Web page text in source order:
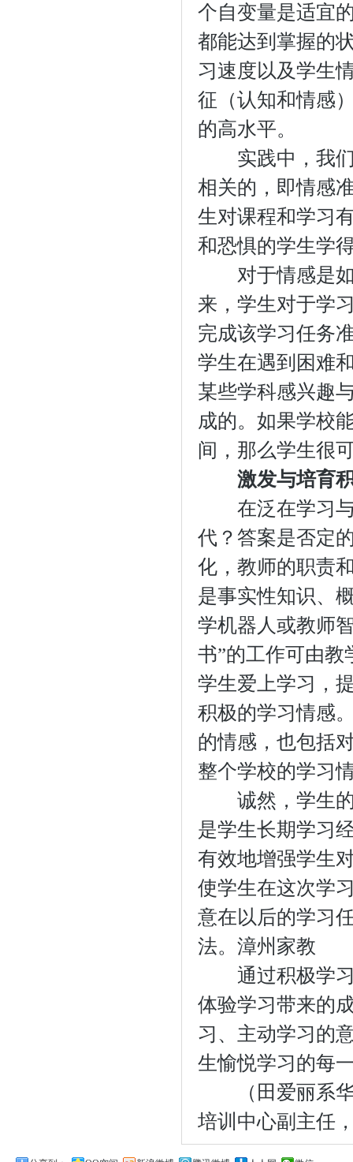
个自变量是适宜
都能达到掌握的
习速度以及学生
征（认知和情感
的高水平。
实践中，我们
相关的，即情感
生对课程和学习
和恐惧的学生学
对于情感是如
来，学生对于学
完成该学习任务
学生在遇到困难
某些学科感兴趣
成的。如果学校
间，那么学生很
激发与培育
在泛在学习与
代？答案是否定
化，教师的职责
是事实性知识、
学机器人或教师
书”的工作可由
学生爱上学习，
积极的学习情感
的情感，也包括
整个学校的学习
诚然，学生的
是学生长期学习
有效地增强学生
使学生在这次学
意在以后的学习
法。 漳州家教
通过积极学习
体验学习带来的
习、主动学习的
生愉悦学习的每
（田爱丽系华
培训中心副主任